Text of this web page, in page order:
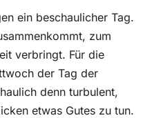
ein beschaulicher Tag.
zum
verbringt. Für die
der Tag der
denn turbulent,
etwas Gutes zu tun.